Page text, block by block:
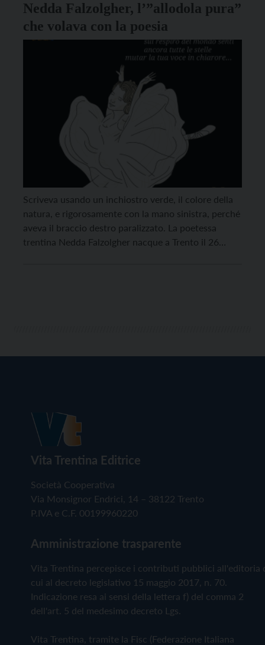
Nedda Falzolgher, l’”allodola pura”
che volava con la poesia
Scriveva usando un inchiostro verde, il colore della
natura, e rigorosamente con la mano sinistra, perché
aveva il braccio destro paralizzato. La poetessa
trentina Nedda Falzolgher nacque a Trento il 26
Vita Trentina Editrice
Società Cooperativa
Via Monsignor Endrici, 14 – 38122 Trento
P.IVA e C.F. 00199960220
Amministrazione trasparente
Vita Trentina percepisce i contributi pubblici all'editoria
cui al decreto legislativo 15 maggio 2017, n. 70.
Indicazione resa ai sensi della lettera f) del comma 2
dell'art. 5 del medesimo decreto Lgs.
Vita Trentina, tramite la Fisc (Federazione Italiana